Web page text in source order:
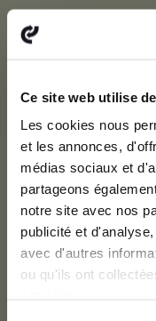
Ce site web utilise
Les cookies nous
et les annonces,
médias sociaux et
partageons
notre site avec nos
publicité et
avec d'autres
ou qu'ils ont